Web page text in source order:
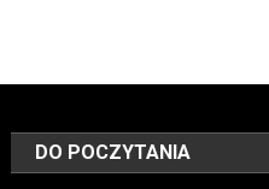
DO POCZYTANIA